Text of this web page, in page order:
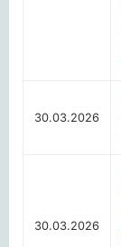
30.03.2026
30.03.2026